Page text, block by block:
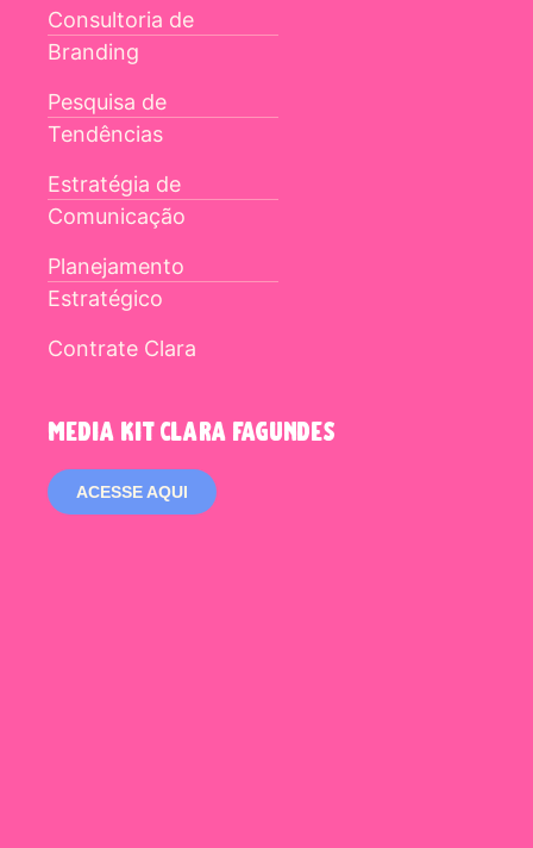
Consultoria de
Branding
Pesquisa de
Tendências
Estratégia de
Comunicação
Planejamento
Estratégico
Contrate Clara
media kit clara fagundes
ACESSE AQUI